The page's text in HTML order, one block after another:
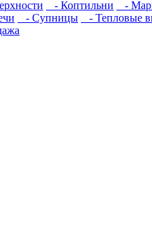
- Коптильни -
- Супницы - Тепловые